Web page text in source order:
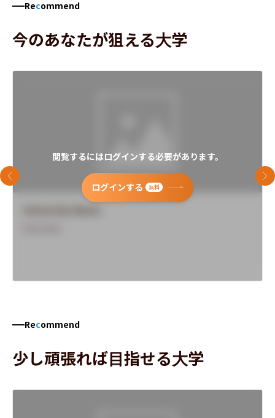
Recommend
今のあなたが狙える大学
閲覧するにはログインする必要があります。
ログインする 無料
前のスライド 次
Recommend
少し頑張れば目指せる大学